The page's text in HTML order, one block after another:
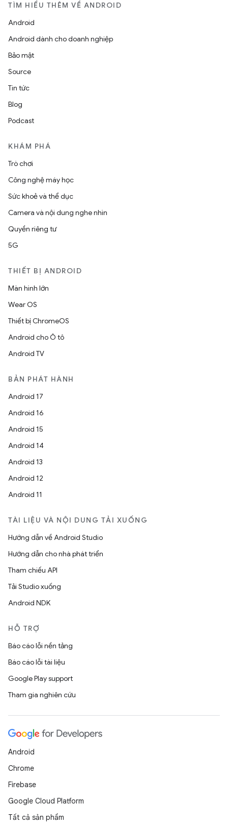
TÌM HIỂU THÊM VỀ ANDROID
Android
Android dành cho doanh nghiệp
Bảo mật
Source
Tin tức
Blog
Podcast
KHÁM PHÁ
Trò chơi
Công nghệ máy học
Sức khoẻ và thể dục
Camera và nội dung nghe nhìn
Quyền riêng tư
5G
THIẾT BỊ ANDROID
Màn hình lớn
Wear OS
Thiết bị ChromeOS
Android cho Ô tô
Android TV
BẢN PHÁT HÀNH
Android 17
Android 16
Android 15
Android 14
Android 13
Android 12
Android 11
TÀI LIỆU VÀ NỘI DUNG TẢI XUỐNG
Hướng dẫn về Android Studio
Hướng dẫn cho nhà phát triển
Tham chiếu API
Tải Studio xuống
Android NDK
HỖ TRỢ
Báo cáo lỗi nền tảng
Báo cáo lỗi tài liệu
Google Play support
Tham gia nghiên cứu
Android
Chrome
Firebase
Google Cloud Platform
Tất cả sản phẩm